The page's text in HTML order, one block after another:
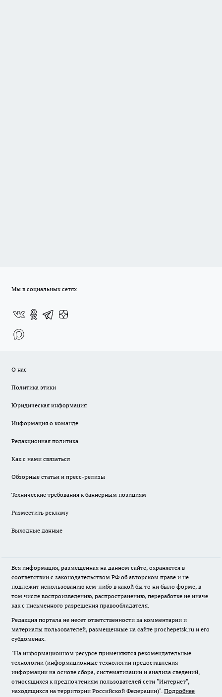
Мы в социальных сетях
О нас
Политика этики
Юридическая информация
Информация о команде
Редакционная политика
Как с нами связаться
Обзорные статьи и пресс-релизы
Технические требования к баннерным позициям
Разместить рекламу
Выходные данные
Вся информация, размещенная на данном сайте, охраняется в
соответствии с законодательством РФ об авторском праве и не
подлежит использованию кем-либо в какой бы то ни было форме, в
том числе воспроизведению, распространению, переработке не иначе
как с письменного разрешения правообладателя.
Редакция портала не несет ответственности за комментарии и
материалы пользователей, размещенные на сайте prochepetsk.ru и его
субдоменах.
"На информационном ресурсе применяются рекомендательные
технологии (информационные технологии предоставления
информации на основе сбора, систематизации и анализа сведений,
относящихся к предпочтениям пользователей сети "Интернет",
находящихся на территории Российской Федерации)". Подробнее